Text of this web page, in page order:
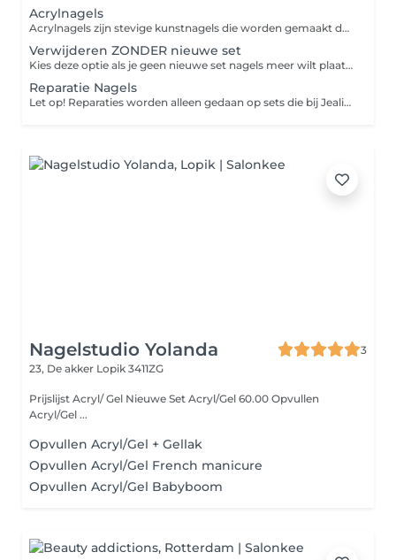
Acrylnagels
Acrylnagels zijn stevige kunstnagels die worden gemaakt door acrylpoeder en vloeistof te mengen, waarna het uithardt tot een harde, duurzame laag. Ze zijn ideaal voor het verlengen of verstevigen van je natuurlijke nagels en bieden een langdurige, verzorgde look. Perfect voor wie van sterke, stijlvolle nagels houdt!
Verwijderen ZONDER nieuwe set
Kies deze optie als je geen nieuwe set nagels meer wilt plaatsen.
Reparatie Nagels
Let op! Reparaties worden alleen gedaan op sets die bij Jealis Quality in beauty geplaatst zijn. Dit zijn vanaf prijzen. Voor glitters in de nagels en designs op de nagels is er een toeslag.
Nagelstudio Yolanda
3
23, De akker Lopik 3411ZG
Prijslijst Acryl/ Gel Nieuwe Set Acryl/Gel 60.00 Opvullen
Acryl/Gel ...
Opvullen Acryl/Gel + Gellak
Opvullen Acryl/Gel French manicure
Opvullen Acryl/Gel Babyboom